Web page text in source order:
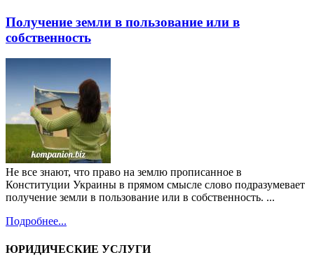
Получение земли в пользование или в
собственность
Не все знают, что право на землю прописанное в
Конституции Украины в прямом смысле слово подразумевает
получение земли в пользование или в собственность. ...
Подробнее...
ЮРИДИЧЕСКИЕ УСЛУГИ